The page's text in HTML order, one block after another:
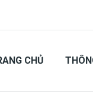
CHỦ